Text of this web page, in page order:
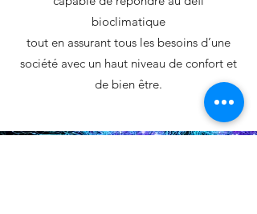
bioclimatique
tout en assurant tous les besoins d’une
société avec un haut niveau de confort et
de bien être.